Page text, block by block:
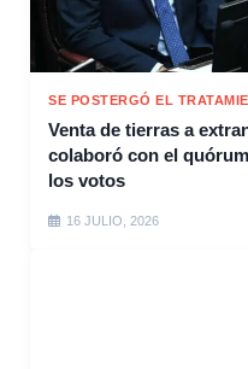
SE POSTERGÓ EL
Venta de tierras a
colaboró con el
los votos
16 JULIO, 2026